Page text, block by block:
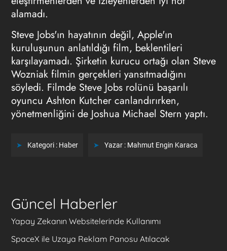
alamadı.
Steve Jobs'ın hayatının değil, Apple'ın
kuruluşunun anlatıldığı film, beklentileri
karşılayamadı. Şirketin kurucu ortağı olan Steve
Wozniak filmin gerçekleri yansıtmadığını
söyledi. Filmde Steve Jobs rolünü başarılı
oyuncu Ashton Kutcher canlandırırken,
yönetmenliğini de Joshua Michael Stern yaptı.
Kategori : Haber Yazar : Mahmut Engin Karaca
Güncel Haberler
Yapay Zekanın Websitelerinde Kullanımı
SpaceX ile Uzaya Reklam Panosu Atılacak